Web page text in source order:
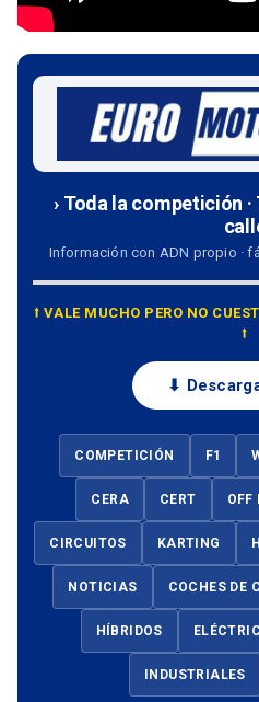
› Toda la competición
Información con ADN propio ·
⭡ VALE MUCHO PERO NO
⭡
⬇
COMPETICIÓN F1
CERA CERT OFF
CIRCUITOS KARTING
NOTICIAS COCHES DE
HÍBRIDOS
INDUSTRIALES